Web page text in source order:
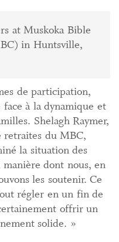
de participation,
à la dynamique et
Shelagh Raymer,
retraites du MBC,
la situation des
dont nous, en
les soutenir. Ce
régler en un fin de
offrir un
solide. »